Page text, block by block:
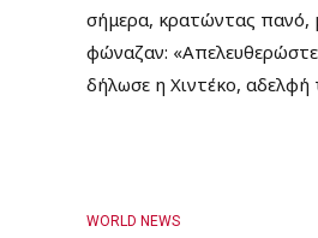
σήμερα, κρατώντας πανό,
φώναζαν:
δήλωσε η Χιντέκο, αδελφή
WORLD NEWS